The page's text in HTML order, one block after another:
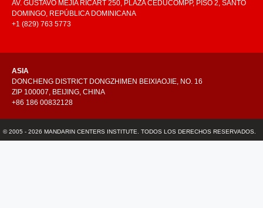
AV. GUSTAVO MEJÍA RICART 250, PLAZA CEDUCOMPP, PISO 2, SANTO
DOMINGO, REPÚBLICA DOMINICANA
+1 (829) 763 5773
ASIA
DONCHENG DISTRICT DONGZHIMEN BEIXIAOJIE, NO. 16
ZIP 100007, BEIJING, CHINA
+86 186 00832128
© 2005 - 2026 MANDARIN CENTERS INSTITUTE. TODOS LOS DERECHOS RESERVADOS.